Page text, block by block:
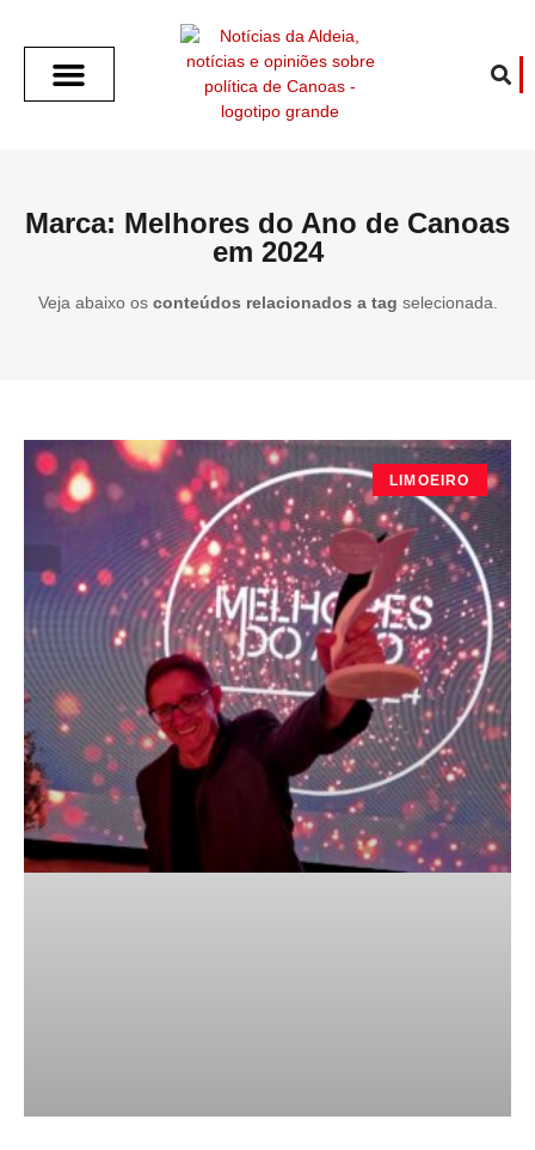
Marca: Melhores do Ano de Canoas
em 2024
Veja abaixo os conteúdos relacionados a tag selecionada.
LIMOEIRO